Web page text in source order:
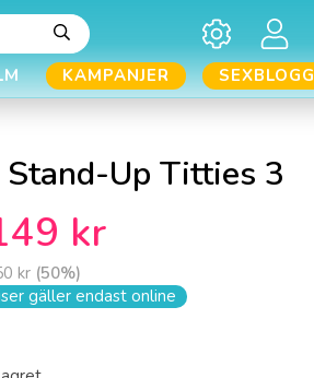
KAMPANJER SEXBLOGG
Stand-Up Titties 3
kr
kr (50%)
gäller endast online